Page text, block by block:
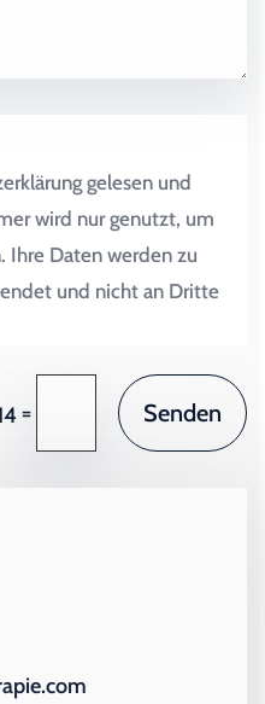
gelesen und
wird nur genutzt, um
Ihre Daten werden zu
und nicht an Dritte
= Senden